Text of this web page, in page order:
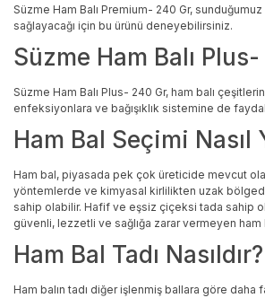
Süzme Ham Balı Premium- 240 Gr,
sağlayacağı için bu ürünü deneyebilirsiniz.
Süzme Ham Balı
Süzme Ham Balı Plus- 240 Gr, ham balı
enfeksiyonlara ve bağışıklık sistemine de
Ham Bal Seçimi Nasıl
Ham bal, piyasada pek çok üreticide mevcut
yöntemlerde ve kimyasal kirlilikten uzak
sahip olabilir. Hafif ve eşsiz çiçeksi tada sahip
güvenli, lezzetli ve sağlığa zarar vermeyen ham
Ham Bal Tadı Nasıldır?
Ham balın tadı diğer işlenmiş ballara göre